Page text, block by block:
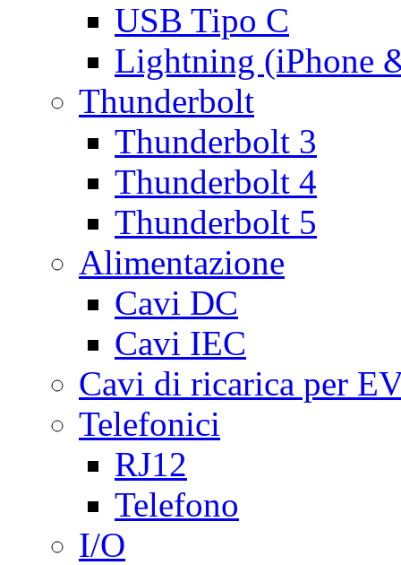
USB Tipo C
Lightning (iPhone
Thunderbolt
Thunderbolt 3
Thunderbolt 4
Thunderbolt 5
Alimentazione
Cavi DC
Cavi IEC
Cavi di ricarica per
Telefonici
RJ12
Telefono
I/O